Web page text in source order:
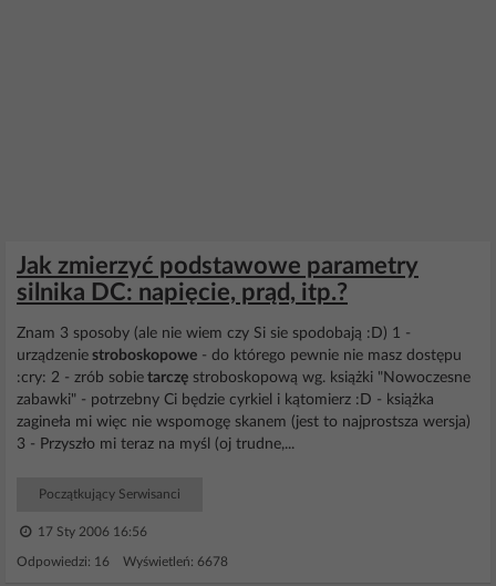
Jak zmierzyć podstawowe parametry
silnika DC: napięcie, prąd, itp.?
Znam 3 sposoby (ale nie wiem czy Si sie spodobają :D) 1 -
urządzenie stroboskopowe - do którego pewnie nie masz dostępu
:cry: 2 - zrób sobie tarczę stroboskopową wg. książki "Nowoczesne
zabawki" - potrzebny Ci będzie cyrkiel i kątomierz :D - książka
zagineła mi więc nie wspomogę skanem (jest to najprostsza wersja)
3 - Przyszło mi teraz na myśl (oj trudne,...
Początkujący Serwisanci
17 Sty 2006 16:56
Odpowiedzi: 16 Wyświetleń: 6678